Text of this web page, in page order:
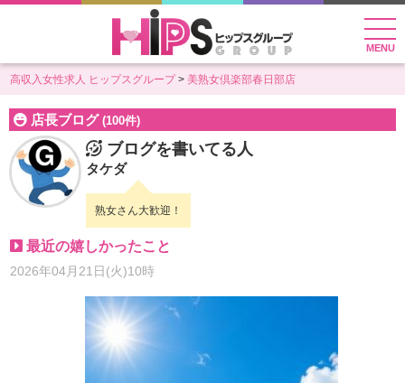
MENU
高収入女性求人 ヒップスグループ 美熟女倶楽部春日部店
店長ブログ (100件)
ブログを書いてる人
タケダ
熟女さん大歓迎！
最近の嬉しかったこと
2026年04月21日(火)10時